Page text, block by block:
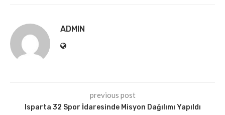
ADMIN
previous post
Isparta 32 Spor İdaresinde Misyon Dağılımı Yapıldı